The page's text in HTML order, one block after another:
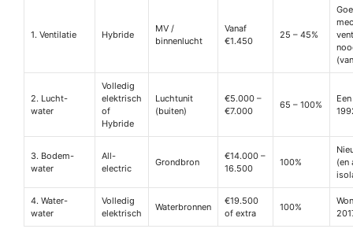
1. Ventilatie Hybride
MV /
binnenlucht
Vanaf
€1.450
25 – 45%
2. Lucht-
water
Volledig
elektrisch
of
Hybride
Luchtunit
(buiten)
€5.000 –
€7.000
65 – 100%
3. Bodem-
water
All-
electric
Grondbron
€14.000 –
16.500
100%
(en
4. Water-
water
Volledig
elektrisch
Waterbronnen
€19.500
of extra
100%